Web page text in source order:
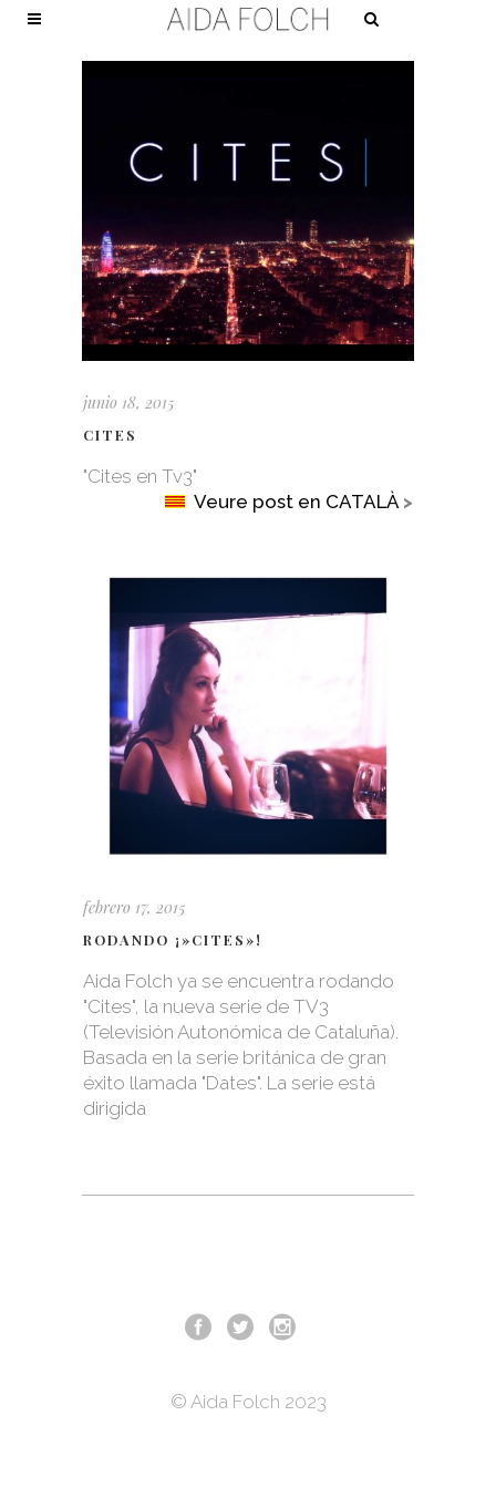
junio 18, 2015
CITES
"Cites en Tv3"
Veure post en CATALÀ >
febrero 17, 2015
RODANDO ¡»CITES»!
Aida Folch ya se encuentra rodando
"Cites", la nueva serie de TV3
(Televisión Autonómica de Cataluña).
Basada en la serie británica de gran
éxito llamada "Dates". La serie está
dirigida
© Aida Folch 2023